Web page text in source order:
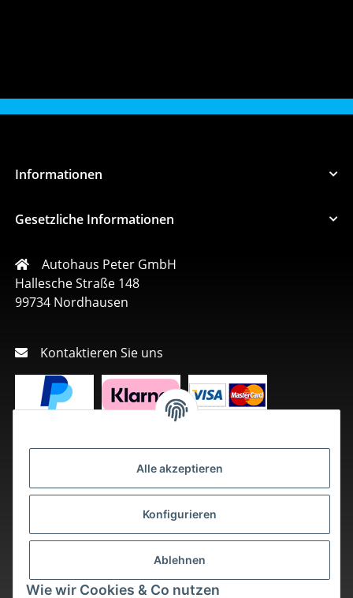
Alle akzeptieren
Konfigurieren
Ablehnen
Wie wir Cookies & Co nutzen
Informationen
Gesetzliche Informationen
Autohaus Peter GmbH
Hallesche Straße 148
99734 Nordhausen
Kontaktieren Sie uns